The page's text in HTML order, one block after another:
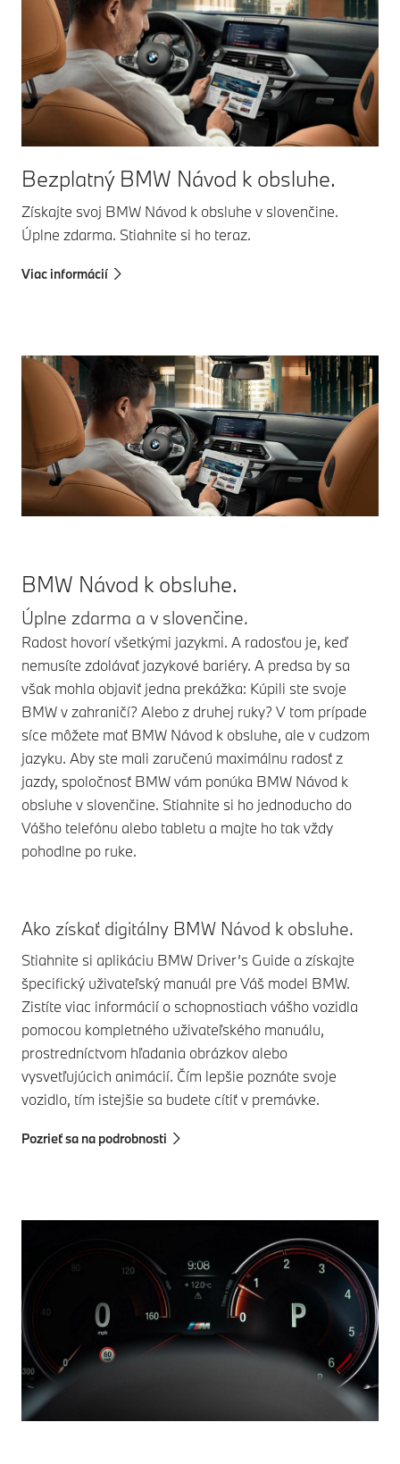
Bezplatný BMW Návod k obsluhe.
Získajte svoj BMW Návod k obsluhe v slovenčine.
Úplne zdarma. Stiahnite si ho teraz.
Viac informácií
BMW Návod k obsluhe.
Úplne zdarma a v slovenčine.
Radost hovorí všetkými jazykmi. A radosťou je, keď
nemusíte zdolávať jazykové bariéry. A predsa by sa
však mohla objaviť jedna prekážka: Kúpili ste svoje
BMW v zahraničí? Alebo z druhej ruky? V tom prípade
síce môžete mať BMW Návod k obsluhe, ale v cudzom
jazyku. Aby ste mali zaručenú maximálnu radosť z
jazdy, spoločnosť BMW vám ponúka BMW Návod k
obsluhe v slovenčine. Stiahnite si ho jednoducho do
Vášho telefónu alebo tabletu a majte ho tak vždy
pohodlne po ruke.
Ako získať digitálny BMW Návod k obsluhe.
Stiahnite si aplikáciu BMW Driver’s Guide a získajte
špecifický uživateľský manuál pre Váš model BMW.
Zistíte viac informácií o schopnostiach vášho vozidla
pomocou kompletného uživateľského manuálu,
prostredníctvom hľadania obrázkov alebo
vysvetľujúcich animácií. Čím lepšie poznáte svoje
vozidlo, tím istejšie sa budete cítiť v premávke.
Pozrieť sa na podrobnosti